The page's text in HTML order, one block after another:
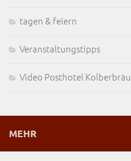
tagen & feiern
Veranstaltungstipps
Video Posthotel Kolberbräu
MEHR